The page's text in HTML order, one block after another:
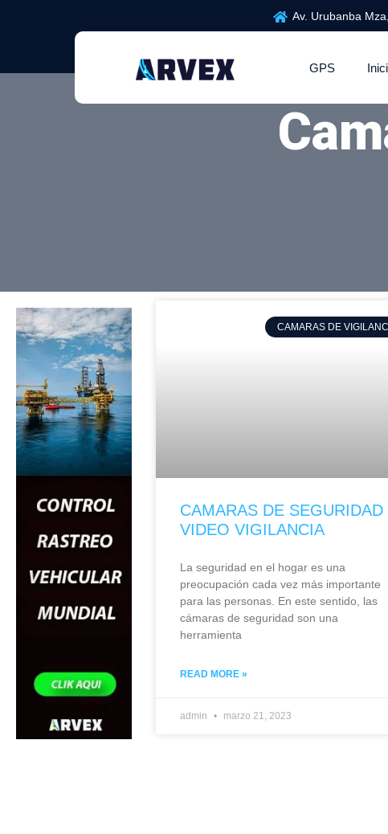
Av. Urubanba
GPS
CAMARAS DE
CAMARAS DE SEGURIDAD
VIDEO VIGILANCIA
La seguridad en el hogar es una
preocupación cada vez más importante
para las personas. En este sentido, las
cámaras de seguridad son una
herramienta
READ MORE »
admin marzo 21, 2023